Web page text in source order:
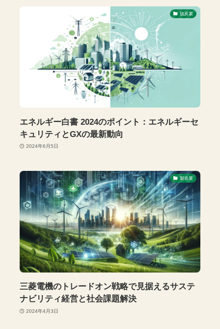
脱炭素
エネルギー白書 2024のポイント：エネルギーセ
キュリティとGXの最新動向
2024年6月5日
製造業
三菱電機のトレードオン戦略で見据えるサステ
ナビリティ経営と社会課題解決
2024年4月3日